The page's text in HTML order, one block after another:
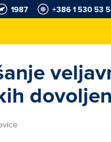
1987 +386 1 530 53